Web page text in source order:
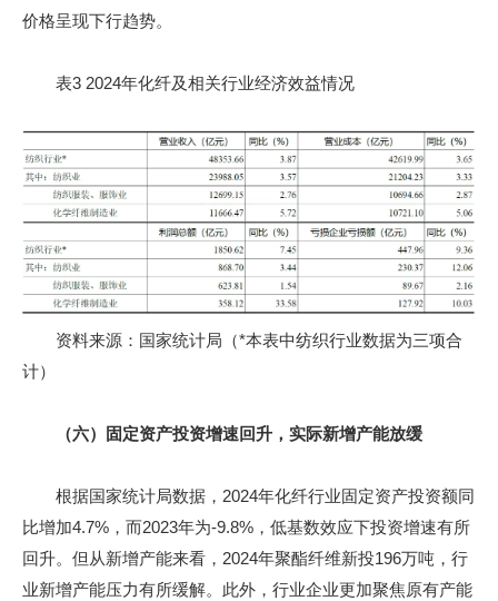
价格呈现下行趋势。
表3 2024年化纤及相关行业经济效益情况
资料来源：国家统计局（*本表中纺织行业数据为三项合
计）
（六）固定资产投资增速回升，实际新增产能放缓
根据国家统计局数据，2024年化纤行业固定资产投资额同
比增加4.7%，而2023年为-9.8%，低基数效应下投资增速有所
回升。但从新增产能来看，2024年聚酯纤维新投196万吨，行
业新增产能压力有所缓解。此外，行业企业更加聚焦原有产能